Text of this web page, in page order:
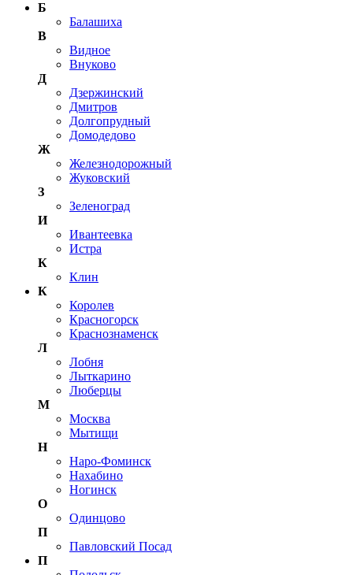
Б
Балашиха
В
Видное
Внуково
Д
Дзержинский
Дмитров
Долгопрудный
Домодедово
Ж
Железнодорожный
Жуковский
З
Зеленоград
И
Ивантеевка
Истра
К
Клин
К
Королев
Красногорск
Краснознаменск
Л
Лобня
Лыткарино
Люберцы
М
Москва
Мытищи
Н
Наро-Фоминск
Нахабино
Ногинск
О
Одинцово
П
Павловский Посад
П